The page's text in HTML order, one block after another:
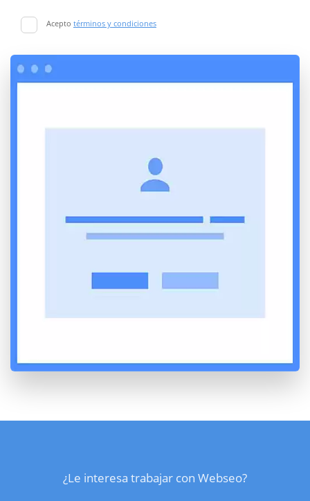
Acepto términos y condiciones
¿Le interesa trabajar con Webseo?